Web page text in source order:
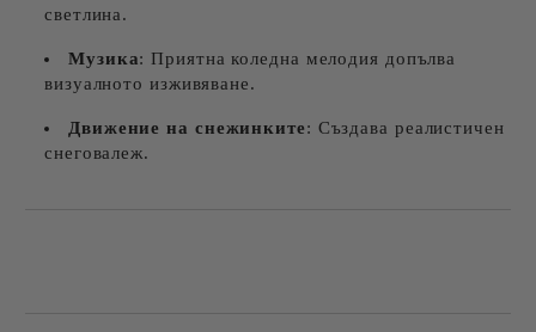
светлина.
Музика: Приятна коледна мелодия допълва
визуалното изживяване.
Движение на снежинките: Създава реалистичен
снеговалеж.